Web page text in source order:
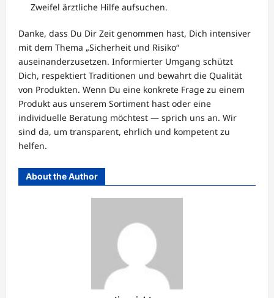
Zweifel ärztliche Hilfe aufsuchen.
Danke, dass Du Dir Zeit genommen hast, Dich intensiver
mit dem Thema „Sicherheit und Risiko“
auseinanderzusetzen. Informierter Umgang schützt
Dich, respektiert Traditionen und bewahrt die Qualität
von Produkten. Wenn Du eine konkrete Frage zu einem
Produkt aus unserem Sortiment hast oder eine
individuelle Beratung möchtest — sprich uns an. Wir
sind da, um transparent, ehrlich und kompetent zu
helfen.
About the Author